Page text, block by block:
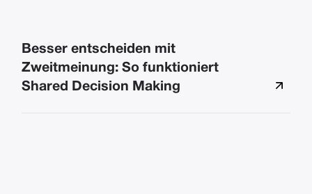
Besser entscheiden mit
Zweitmeinung: So funktioniert
Shared Decision Making